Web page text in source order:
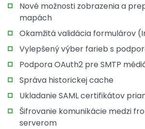
Nové možnosti zobrazenia a
mapách
Okamžitá validácia formulárov
Vylepšený výber farieb s
Podpora OAuth2 pre SMTP
Správa historickej cache
Ukladanie SAML certifikátov
Šifrovanie komunikácie medzi
serverom